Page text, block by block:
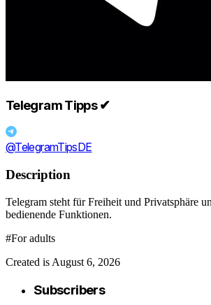
Telegram Tipps ✔
@TelegramTipsDE
Description
Telegram steht für Freiheit und Privatsphäre
bedienende Funktionen.
#For adults
Created is August 6, 2026
Subscribers